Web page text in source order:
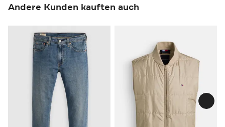
Andere Kunden kauften auch